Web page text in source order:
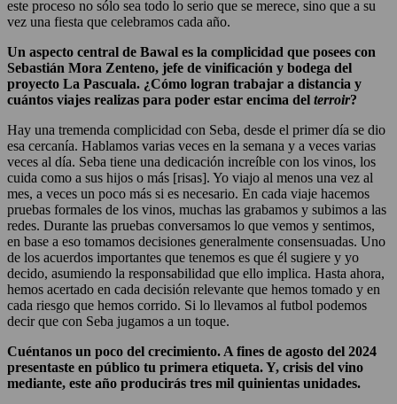
este proceso no sólo sea todo lo serio que se merece, sino que a su
vez una fiesta que celebramos cada año.
Un aspecto central de Bawal es la complicidad que posees con
Sebastián Mora Zenteno, jefe de vinificación y bodega del
proyecto La Pascuala. ¿Cómo logran trabajar a distancia y
cuántos viajes realizas para poder estar encima del terroir?
Hay una tremenda complicidad con Seba, desde el primer día se dio
esa cercanía. Hablamos varias veces en la semana y a veces varias
veces al día. Seba tiene una dedicación increíble con los vinos, los
cuida como a sus hijos o más [risas]. Yo viajo al menos una vez al
mes, a veces un poco más si es necesario. En cada viaje hacemos
pruebas formales de los vinos, muchas las grabamos y subimos a las
redes. Durante las pruebas conversamos lo que vemos y sentimos,
en base a eso tomamos decisiones generalmente consensuadas. Uno
de los acuerdos importantes que tenemos es que él sugiere y yo
decido, asumiendo la responsabilidad que ello implica. Hasta ahora,
hemos acertado en cada decisión relevante que hemos tomado y en
cada riesgo que hemos corrido. Si lo llevamos al futbol podemos
decir que con Seba jugamos a un toque.
Cuéntanos un poco del crecimiento. A fines de agosto del 2024
presentaste en público tu primera etiqueta. Y, crisis del vino
mediante, este año producirás tres mil quinientas unidades.